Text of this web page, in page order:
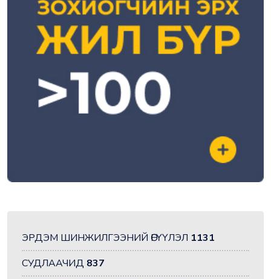
ЭРДЭМ ШИНЖИЛГЭЭНИЙ ӨГҮҮЛЭЛ 1131
СУДЛААЧИД 837